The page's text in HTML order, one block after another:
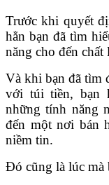
Trước khi quyết
hẳn bạn đã tìm
năng cho đến
Và khi bạn đã tìm
với túi tiền, bạn
những tính năng
đến một nơi bán
niềm tin.
Đó cũng là lúc mà